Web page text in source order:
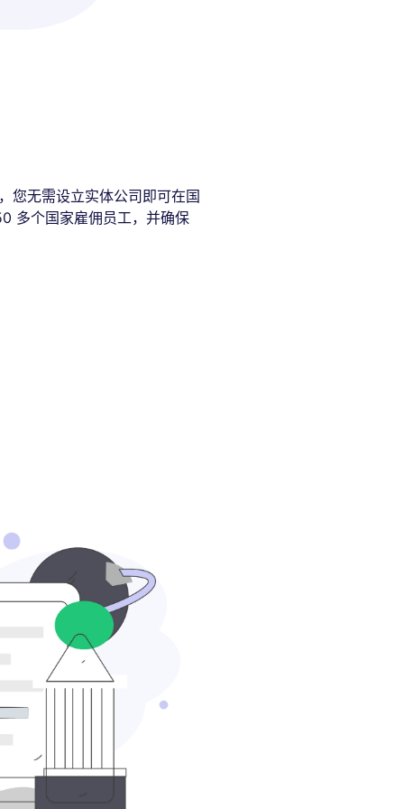
您无需设立实体公司即可在国
多个国家雇佣员工，并确保